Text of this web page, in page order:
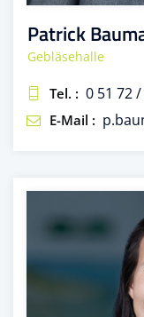
Patrick
Gebläsehalle
Tel. : 0 51 72
E-Mail :